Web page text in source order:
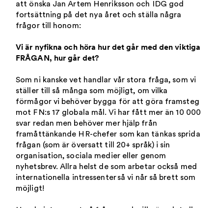
att önska Jan Artem Henriksson och IDG god
fortsättning på det nya året och ställa några
frågor till honom:
Vi är nyfikna och höra hur det går med den viktiga
FRÅGAN, hur går det?
Som ni kanske vet handlar vår stora fråga, som vi
ställer till så många som möjligt, om vilka
förmågor vi behöver bygga för att göra framsteg
mot FN:s 17 globala mål. Vi har fått mer än 10 000
svar redan men behöver mer hjälp från
framåttänkande HR-chefer som kan tänkas sprida
frågan (som är översatt till 20+ språk) i sin
organisation, sociala medier eller genom
nyhetsbrev. Allra helst de som arbetar också med
internationella intressenter så vi når så brett som
möjligt!